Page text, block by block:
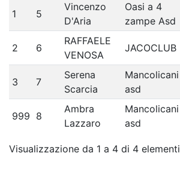
1 5
Vincenzo
D'Aria
Oasi a 4
zampe Asd
2 6
RAFFAELE
VENOSA
JACOCLUB
3 7
Serena
Scarcia
Mancolicani
asd
999 8
Ambra
Lazzaro
Mancolicani
asd
Visualizzazione da 1 a 4 di 4 elementi